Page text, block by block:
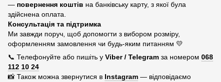
— повернення коштів на банківську карту, з якої була
здійснена оплата.
Консультація та підтримка
Ми завжди поруч, щоб допомогти з вибором розміру,
оформленням замовлення чи будь-яким питанням 💛
📞 Телефонуйте або пишіть у Viber / Telegram за номером 068
112 10 24
📸 Також можна звернутися в Instagram — відповідаємо